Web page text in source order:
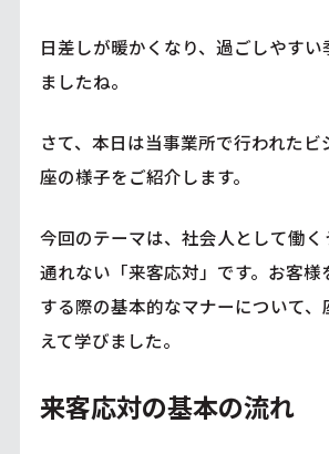
日差しが暖かくなり、過ごしやすい
ましたね。
さて、本日は当事業所で行われた
座の様子をご紹介します。
今回のテーマは、社会人として働
通れない「来客応対」です。お客様
する際の基本的なマナーについて
えて学びました。
来客応対の基本の流れ